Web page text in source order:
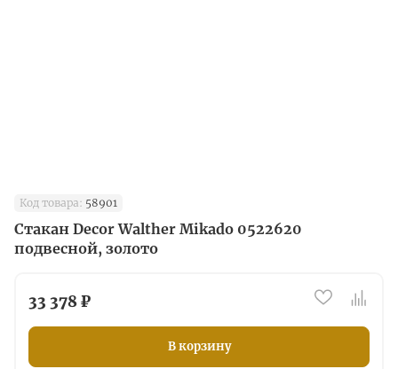
Код товара: 58901
Стакан Decor Walther Mikado 0522620
подвесной, золото
33 378 ₽
В корзину